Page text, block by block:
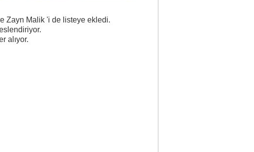
Zayn Malik 'i de listeye ekledi.
alıyor.